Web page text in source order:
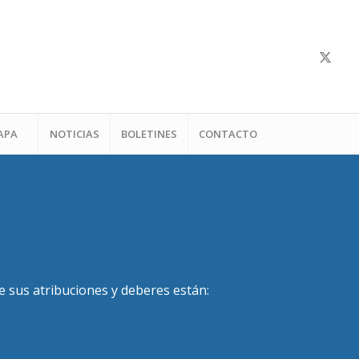
NOTICIAS BOLETINES CONTACTO
sus atribuciones y deberes están: